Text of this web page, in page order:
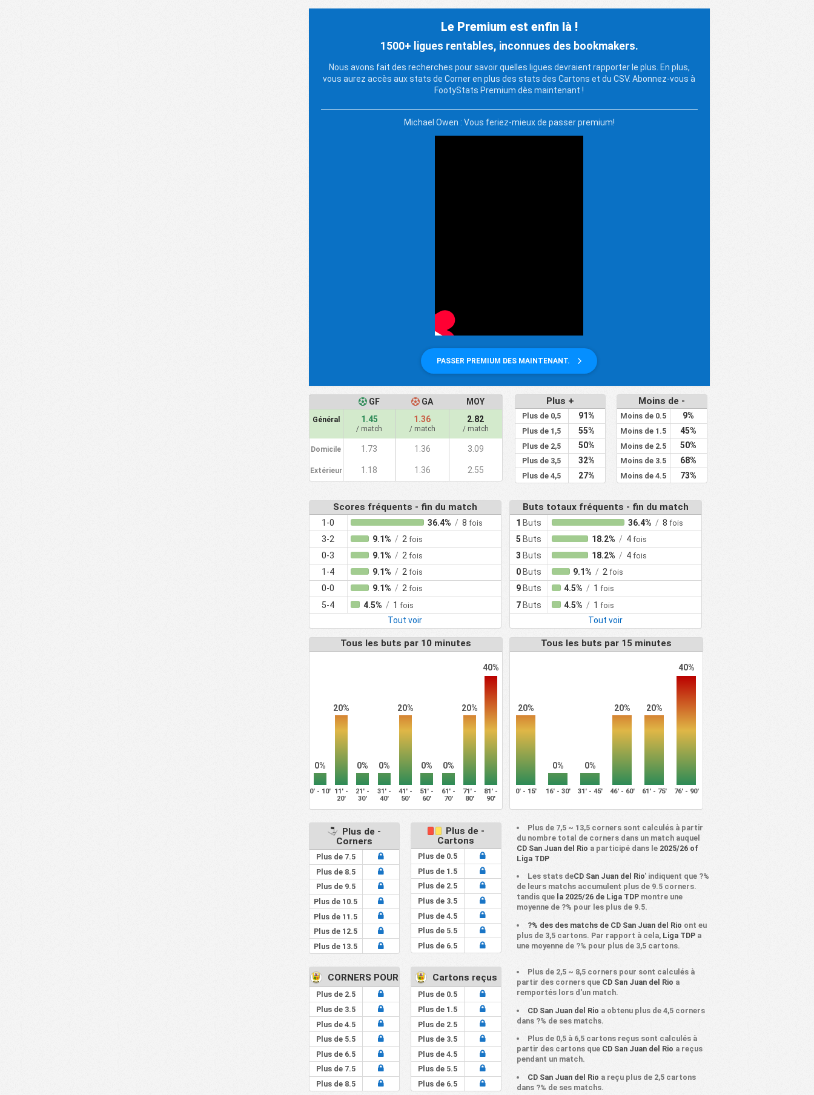
Le Premium est enfin là !
1500+ ligues rentables, inconnues des bookmakers.
Nous avons fait des recherches pour savoir quelles ligues devraient rapporter le plus. En plus,
vous aurez accès aux stats de Corner en plus des stats des Cartons et du CSV. Abonnez-vous à
FootyStats Premium dès maintenant !
PASSER PREMIUM DES MAINTENANT.
Michael Owen : Vous feriez-mieux de passer premium!
GF GA MOY
Général 1.45
/ match
1.36
/ match
2.82
/ match
Domicile 1.73 1.36 3.09
Extérieur 1.18 1.36 2.55
Plus +
Plus de 0,5 91%
Plus de 1,5 55%
Plus de 2,5 50%
Plus de 3,5 32%
Plus de 4,5 27%
Moins de -
Moins de 0.5 9%
Moins de 1.5 45%
Moins de 2.5 50%
Moins de 3.5 68%
Moins de 4.5 73%
Scores fréquents - fin du match
1-0 36.4% / 8 fois
3-2 9.1% / 2fois
0-3 9.1% / 2fois
1-4 9.1% / 2fois
0-0 9.1% / 2fois
5-4 4.5% / 1 fois
Tout voir
Buts totaux fréquents - fin du match
1 Buts 36.4% / 8 fois
5 Buts 18.2% / 4 fois
3 Buts 18.2% / 4 fois
0 Buts 9.1% / 2fois
9 Buts 4.5% / 1fois
7 Buts 4.5% / 1fois
Tout voir
Tous les buts par 10 minutes
0%
20%
0% 0%
20%
0% 0%
20%
40%
0' - 10' 11' -
20'
21' -
30'
31' -
40'
41' -
50'
51' -
60'
61' -
70'
71' -
80'
81' -
90'
Tous les buts par 15 minutes
20%
0% 0%
20% 20%
40%
0' - 15' 16' - 30' 31' - 45' 46' - 60' 61' - 75' 76' - 90'
Plus de -
Corners
Plus de 7.5
Plus de 8.5
Plus de 9.5
Plus de 10.5
Plus de 11.5
Plus de 12.5
Plus de 13.5
Plus de -
Cartons
Plus de 0.5
Plus de 1.5
Plus de 2.5
Plus de 3.5
Plus de 4.5
Plus de 5.5
Plus de 6.5
Plus de 7,5 ~ 13,5 corners sont calculés à partir
du nombre total de corners dans un match auquel
CD San Juan del Rio a participé dans le 2025/26 of
Liga TDP
Les stats deCD San Juan del Rio' indiquent que ?%
de leurs matchs accumulent plus de 9.5 corners.
tandis que la 2025/26 de Liga TDP montre une
moyenne de ?% pour les plus de 9.5.
?% des des matchs de CD San Juan del Rio ont eu
plus de 3,5 cartons. Par rapport à cela, Liga TDP a
une moyenne de ?% pour plus de 3,5 cartons.
CORNERS POUR
Plus de 2.5
Plus de 3.5
Plus de 4.5
Plus de 5.5
Plus de 6.5
Plus de 7.5
Plus de 8.5
Cartons reçus
Plus de 0.5
Plus de 1.5
Plus de 2.5
Plus de 3.5
Plus de 4.5
Plus de 5.5
Plus de 6.5
Plus de 2,5 ~ 8,5 corners pour sont calculés à
partir des corners que CD San Juan del Rio a
remportés lors d'un match.
CD San Juan del Rio a obtenu plus de 4,5 corners
dans ?% de ses matchs.
Plus de 0,5 à 6,5 cartons reçus sont calculés à
partir des cartons que CD San Juan del Rio a reçus
pendant un match.
CD San Juan del Rio a reçu plus de 2,5 cartons
dans ?% de ses matchs.